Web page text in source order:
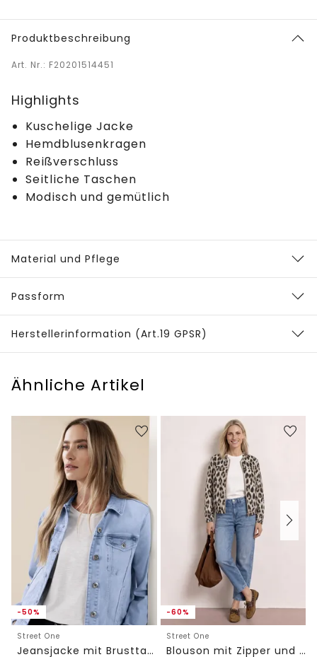
Produktbeschreibung
Art. Nr.: F20201514451
Highlights
Kuschelige Jacke
Hemdblusenkragen
Reißverschluss
Seitliche Taschen
Modisch und gemütlich
Material und Pflege
Passform
Herstellerinformation (Art.19 GPSR)
Ähnliche Artikel
-50%
Street One
Jeansjacke mit Brusttaschen und Knöpfen
-60%
Street One
Blouson mit Zipper und Print